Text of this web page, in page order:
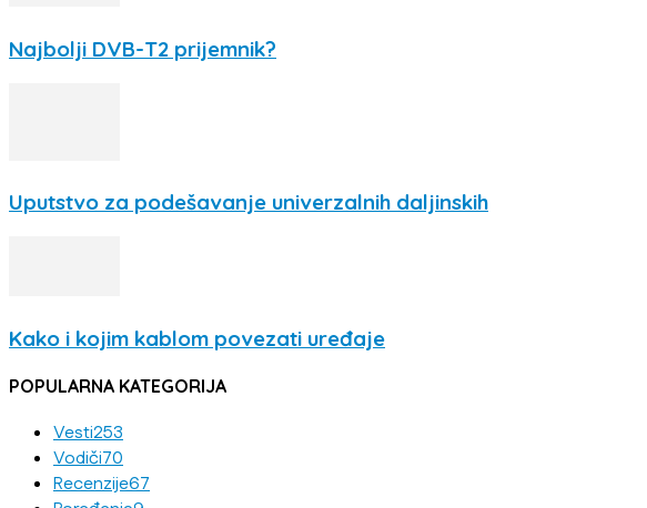
Najbolji DVB-T2 prijemnik?
Uputstvo za podešavanje univerzalnih daljinskih
Kako i kojim kablom povezati uređaje
POPULARNA KATEGORIJA
Vesti253
Vodiči70
Recenzije67